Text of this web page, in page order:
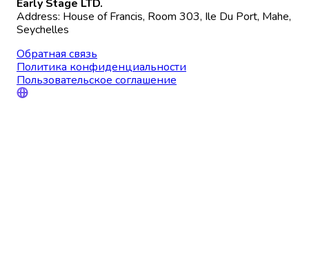
Early Stage LTD.
Address: House of Francis, Room 303, Ile Du Port, Mahe,
Seychelles
Обратная связь
Политика конфиденциальности
Пользовательское соглашение